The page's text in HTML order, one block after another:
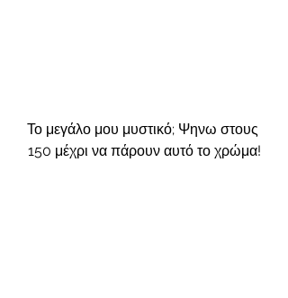
Το μεγάλο μου μυστικό; Ψηνω στους
150 μέχρι να πάρουν αυτό το χρώμα!